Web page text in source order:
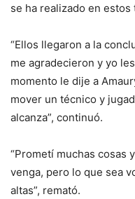
se ha realizado en
“Ellos llegaron a la
me agradecieron y yo
momento le dije a
mover un técnico y
alcanza”, continuó.
“Prometí muchas cosas
venga, pero lo que sea
altas”, remató.